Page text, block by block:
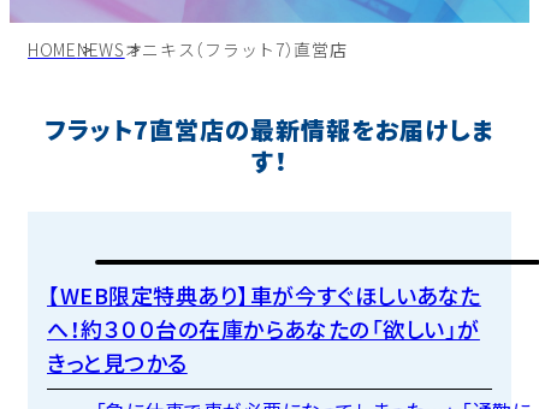
HOMENEWSオニキス（フラット7）直営店
フラット7直営店の最新情報をお届けしま
す！
オニキス（フラット7）直営店
【WEB限定特典あり】車が今すぐほしいあなた
へ！約３００台の在庫からあなたの「欲しい」が
きっと見つかる